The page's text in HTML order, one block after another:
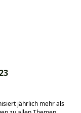
jährlich mehr als